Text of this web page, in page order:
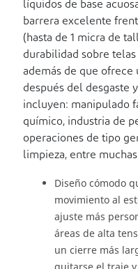
líquidos de base
barrera excelente
(hasta de 1 micra de
durabilidad sobre
además de que ofrece
después del desgaste
incluyen: manipulado
químico, industria de
operaciones de tipo
limpieza, entre
Diseño cómodo
movimiento al
ajuste más
áreas de alta
un cierre más